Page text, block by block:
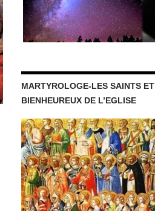
MARTYROLOGE-LES SAINTS ET
BIENHEUREUX DE L’EGLISE